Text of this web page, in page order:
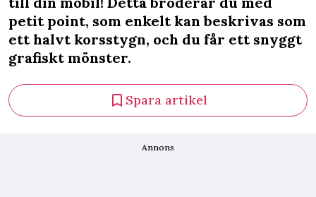
petit point, som enkelt kan beskrivas som
ett halvt korsstygn, och du får ett snyggt
grafiskt mönster.
Spara artikel
Annons